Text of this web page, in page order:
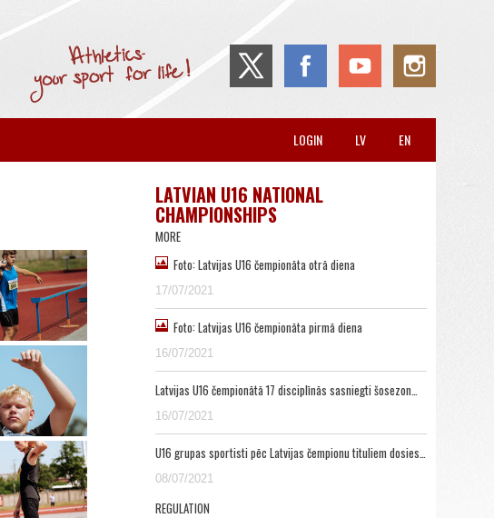
EN
LV
LOGIN
LATVIAN U16 NATIONAL
CHAMPIONSHIPS
MORE
Foto: Latvijas U16 čempionāta otrā diena
17/07/2021
Foto: Latvijas U16 čempionāta pirmā diena
16/07/2021
Latvijas U16 čempionātā 17 disciplīnās sasniegti šosezon…
16/07/2021
U16 grupas sportisti pēc Latvijas čempionu tituliem dosies…
08/07/2021
REGULATION